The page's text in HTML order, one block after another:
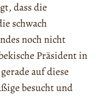
dass die
schwach
noch nicht
Präsident in
auf diese
besucht und